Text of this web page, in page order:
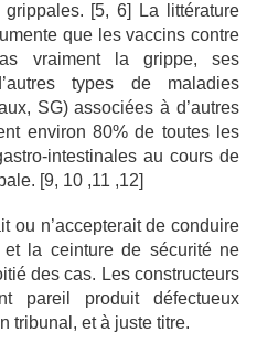
[5, 6] La littérature
que les vaccins contre
vraiment la grippe, ses
types de maladies
SG) associées à d’autres
environ 80% de toutes les
intestinales au cours de
[9, 10 ,11 ,12]
ou n’accepterait de conduire
la ceinture de sécurité ne
des cas. Les constructeurs
pareil produit défectueux
tribunal, et à juste titre.